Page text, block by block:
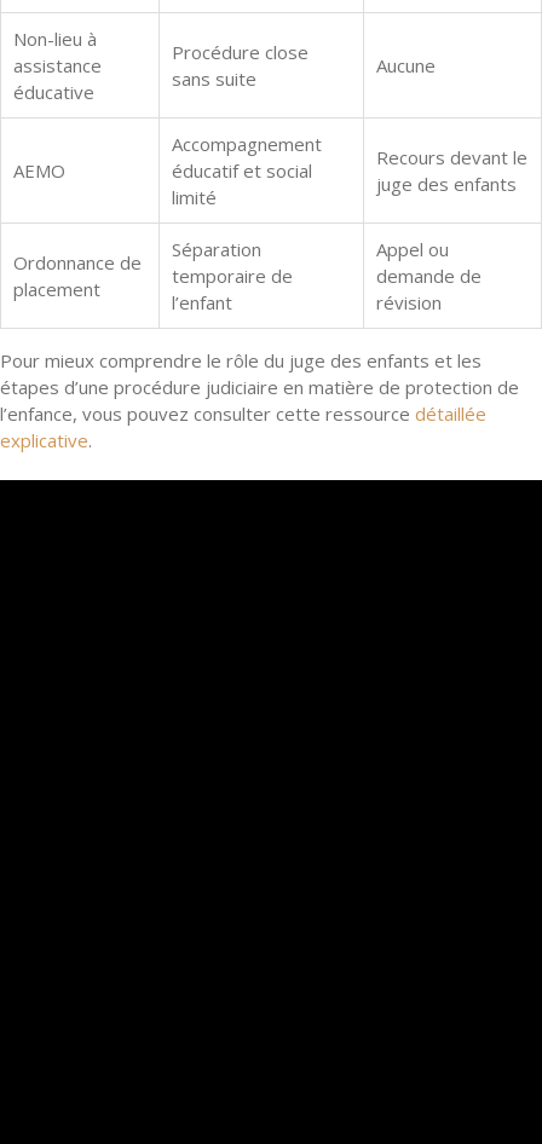
Non-lieu à
assistance
éducative
Procédure close
sans suite
Aucune
AEMO
Accompagnement
éducatif et social
limité
Recours devant le
juge des enfants
Ordonnance de
placement
Séparation
temporaire de
l’enfant
Appel ou
demande de
révision
Pour mieux comprendre le rôle du juge des enfants et les
étapes d’une procédure judiciaire en matière de protection de
l’enfance, vous pouvez consulter cette ressource détaillée
explicative.